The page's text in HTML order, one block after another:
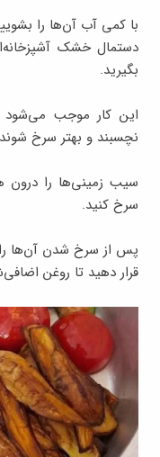
با کمی آب آن‌ها را
دستمال خشک
بگیرید.
این کار موجب می‌شود
نچسبند و بهتر سرخ
سیب زمینی‌ها را درون
سرخ کنید.
پس از سرخ شدن آن‌ها
قرار دهید تا روغن